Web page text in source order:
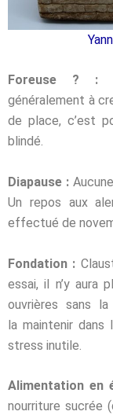
Foreuse ? :
généralement à
de place, c’est
blindé.
Diapause :
Un repos aux
effectué de
Fondation :
essai, il n’y aura
ouvrières sans
la maintenir
stress inutile.
Alimentation en
nourriture sucrée